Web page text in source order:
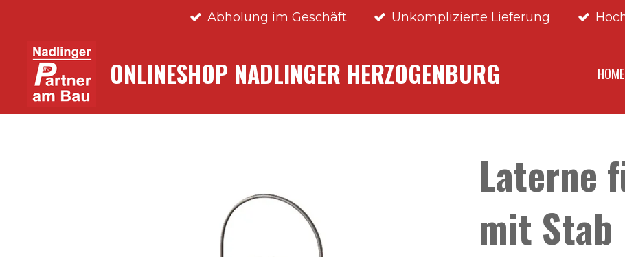
springen
Abholung im Geschäft Unkomplizierte Lieferung
ONLINESHOP NADLINGER HERZOGENBURG HOME
Laterne
mit Stab